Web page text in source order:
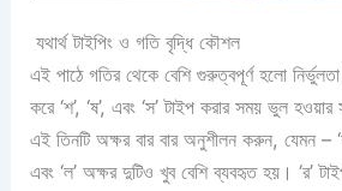
যথার্থ টাইপিং ও গতি বৃদ্ধি কৌশল
এই পাঠে গতির থেকে বেশি গুরুত্বপূর্ণ হলো
করে ‘শ’, ‘ষ’, এবং ‘স’ টাইপ করার সময় ভুল হওয়ার
এই তিনটি অক্ষর বার বার অনুশীলন করুন, যেমন –
এবং ‘ল’ অক্ষর দুটিও খুব বেশি ব্যবহৃত হয়। ‘র’